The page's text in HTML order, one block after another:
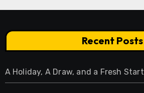
Recent Posts
A Holiday, A Draw, and a Fresh Start